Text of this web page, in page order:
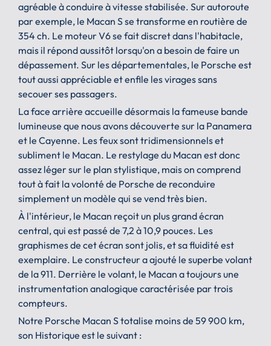
agréable à conduire à vitesse stabilisée. Sur autoroute
par exemple, le Macan S se transforme en routière de
354 ch. Le moteur V6 se fait discret dans l'habitacle,
mais il répond aussitôt lorsqu'on a besoin de faire un
dépassement. Sur les départementales, le Porsche est
tout aussi appréciable et enfile les virages sans
secouer ses passagers.
La face arrière accueille désormais la fameuse bande
lumineuse que nous avons découverte sur la Panamera
et le Cayenne. Les feux sont tridimensionnels et
subliment le Macan. Le restylage du Macan est donc
assez léger sur le plan stylistique, mais on comprend
tout à fait la volonté de Porsche de reconduire
simplement un modèle qui se vend très bien.
À l'intérieur, le Macan reçoit un plus grand écran
central, qui est passé de 7,2 à 10,9 pouces. Les
graphismes de cet écran sont jolis, et sa fluidité est
exemplaire. Le constructeur a ajouté le superbe volant
de la 911. Derrière le volant, le Macan a toujours une
instrumentation analogique caractérisée par trois
compteurs.
Notre Porsche Macan S totalise moins de 59 900 km,
son Historique est le suivant :